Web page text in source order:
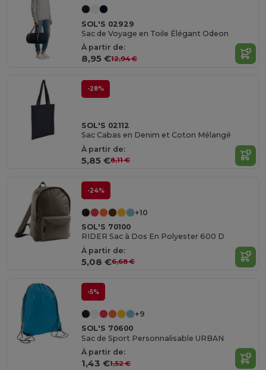
SOL'S 02929
Sac de Voyage en Toile Élégant Odeon
À partir de:
8,95 €12,94 €
-28%
SOL'S 02112
Sac Cabas en Denim et Coton Mélangé
À partir de:
5,85 €8,11 €
-24%
+10
SOL'S 70100
RIDER Sac à Dos En Polyester 600 D
À partir de:
5,08 €6,68 €
-5%
+9
SOL'S 70600
Sac de Sport Personnalisable URBAN
À partir de:
1,43 €1,52 €